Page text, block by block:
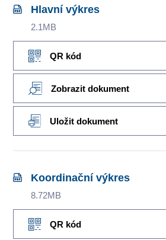
Hlavní výkres
2.1MB
QR kód
Zobrazit dokument
Uložit dokument
Koordinační výkres
8.72MB
QR kód